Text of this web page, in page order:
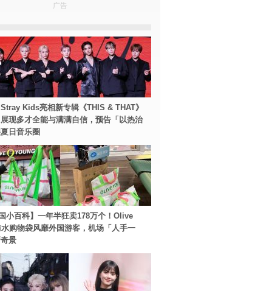
广告
Kids亮相新专辑《THIS & THAT》
现多才全能与满满自信，预告「以热治
日音乐圈
小百科】一年半狂卖178万个！Olive
购物袋风靡外国游客，机场「人手一
景